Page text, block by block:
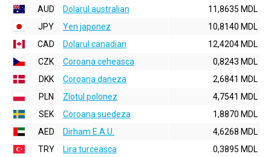
AUD
Dolarul australian
11,8635 MDL
JPY
Yen japonez
10,8140 MDL
CAD
Dolarul canadian
12,4204 MDL
CZK
Coroana ceheasca
0,8243 MDL
DKK
Coroana daneza
2,6841 MDL
PLN
Zlotul polonez
4,7541 MDL
SEK
Coroana suedeza
1,8870 MDL
AED
Dirham E.A.U.
4,6268 MDL
TRY
Lira turceasca
0,3895 MDL